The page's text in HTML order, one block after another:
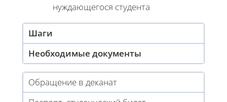
нуждающегося студента
Шаги
Необходимые документы
Обращение в деканат